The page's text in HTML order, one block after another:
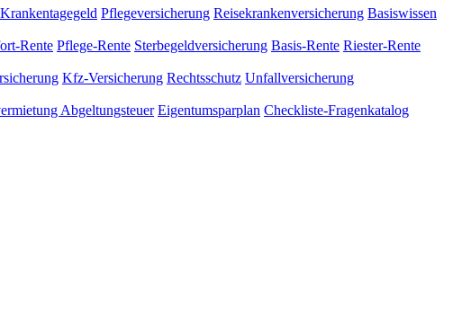
Krankentagegeld Pflegeversicherung Reisekrankenversicherung Basiswissen
Rente Pflege-Rente Sterbegeldversicherung Basis-Rente Riester-Rente
Kfz-Versicherung Rechtsschutz Unfallversicherung
Abgeltungsteuer Eigentumsparplan Checkliste-Fragenkatalog